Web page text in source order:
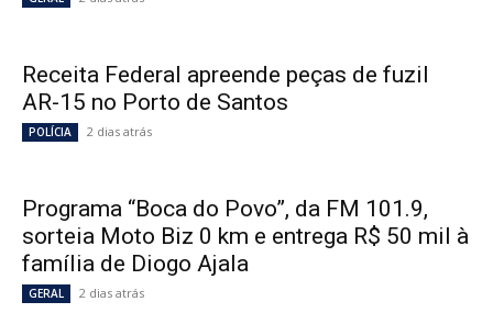
Receita Federal apreende peças de fuzil
AR-15 no Porto de Santos
POLÍCIA 2 dias atrás
Programa “Boca do Povo”, da FM 101.9,
sorteia Moto Biz 0 km e entrega R$ 50 mil à
família de Diogo Ajala
GERAL 2 dias atrás